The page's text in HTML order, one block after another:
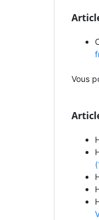
Vous